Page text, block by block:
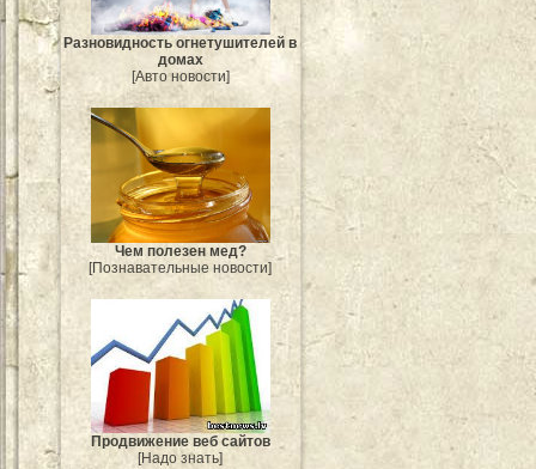
Разновидность огнетушителей в
домах
[Авто новости]
Чем полезен мед?
[Познавательные новости]
Продвижение веб сайтов
[Надо знать]